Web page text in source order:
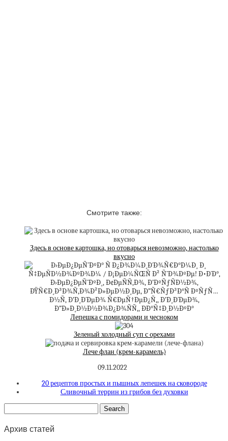
Смотрите также:
Здесь в основе картошка, но отоварься невозможно, настолько
вкусно
Лепешка с помидорами и чесноком
Зеленый холодный суп с орехами
Лече флан (крем-карамель)
09.11.2022
20 рецептов простых и пышных лепешек на сковороде
Сливочный террин из грибов без духовки
Архив статей